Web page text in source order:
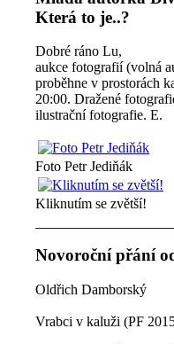
Která to je..?
Dobré ráno Lu,
aukce fotografií (volná
proběhne v prostorách
20:00. Dražené
ilustrační fotografie. E.
Foto Petr Jediňák
Kliknutím se zvětší!
Novoroční přání
Oldřich Damborský
Vrabci v kaluži (PF